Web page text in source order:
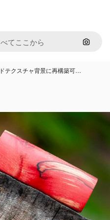
画像で
テクスチャ背景に再構築可…